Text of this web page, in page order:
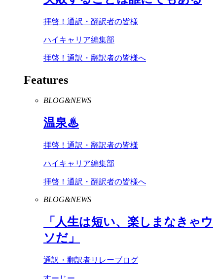
拝啓！通訳・翻訳者の皆様
ハイキャリア編集部
拝啓！通訳・翻訳者の皆様へ
Features
BLOG&NEWS
温泉♨
拝啓！通訳・翻訳者の皆様
ハイキャリア編集部
拝啓！通訳・翻訳者の皆様へ
BLOG&NEWS
「人生は短い、楽しまなきゃウ
ソだ」
通訳・翻訳者リレーブログ